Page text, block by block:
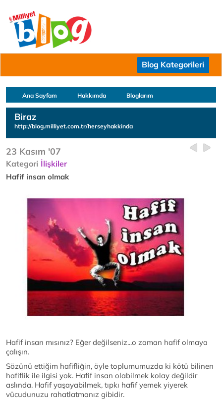
Blog Kategorileri
Ana Sayfam Hakkımda Bloglarım
Biraz
http://blog.milliyet.com.tr/herseyhakkinda
23 Kasım '07
Kategori İlişkiler
Hafif insan olmak
Hafif insan mısınız? Eğer değilseniz...o zaman hafif olmaya
çalışın.
Sözünü ettiğim hafifliğin, öyle toplumumuzda ki kötü bilinen
hafiflik ile ilgisi yok. Hafif insan olabilmek kolay değildir
aslında. Hafif yaşayabilmek, tıpkı hafif yemek yiyerek
vücudunuzu rahatlatmanız gibidir.